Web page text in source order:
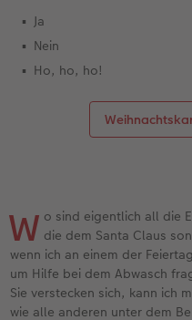
Ja
Nein
Ho, ho, ho!
W o sind eigentlich all die
die dem Santa Claus
wenn ich an einem der
um Hilfe bei dem Abwasch
Sie verstecken sich, kann ich
wie alle anderen unter dem